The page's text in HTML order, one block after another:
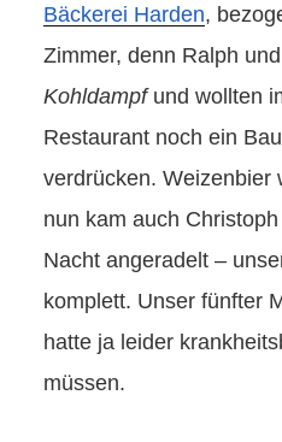
Bäckerei Harden,
Zimmer, denn Ralph
Kohldampfund wollten
Restaurant noch ein
verdrücken. Weizenbier
nun kam auch
Nacht angeradelt –
komplett. Unser fünfter
hatte ja leider
müssen.